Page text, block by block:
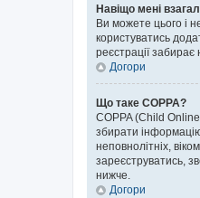
Навіщо мені
Ви можете цього і
користуватись
реєстрації
Догори
Що таке COPPA?
COPPA (Child
збирати інформацію
неповнолітніх,
зареєструватись,
нижче.
Догори